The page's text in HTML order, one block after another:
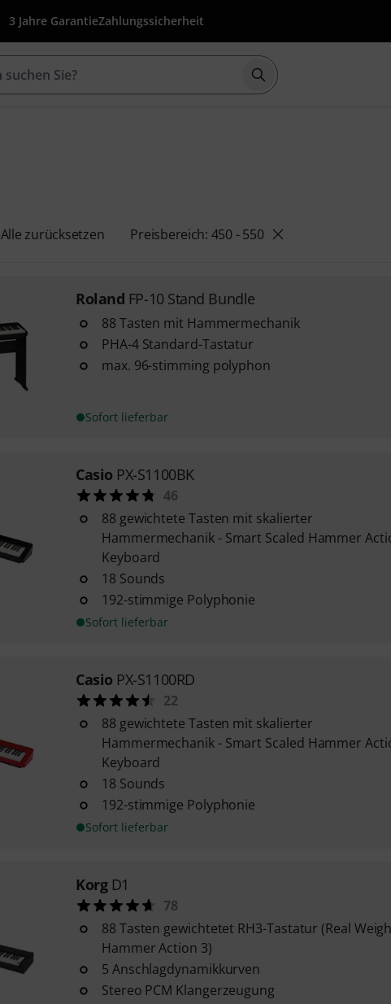
3 Jahre GarantieZahlungssicherheit
Suche mit Suchwort
Alle zurücksetzen Preisbereich: 450 - 550
Roland FP-10 Stand Bundle
88 Tasten mit Hammermechanik
PHA-4 Standard-Tastatur
max. 96-stimming polyphon
Sofort lieferbar
Casio PX-S1100BK
46
88 gewichtete Tasten mit skalierter
Hammermechanik - Smart Scaled Hammer
Keyboard
18 Sounds
192-stimmige Polyphonie
Sofort lieferbar
Casio PX-S1100RD
22
88 gewichtete Tasten mit skalierter
Hammermechanik - Smart Scaled Hammer
Keyboard
18 Sounds
192-stimmige Polyphonie
Sofort lieferbar
Korg D1
78
88 Tasten gewichtetet RH3-Tastatur (Real
Hammer Action 3)
5 Anschlagdynamikkurven
Stereo PCM Klangerzeugung